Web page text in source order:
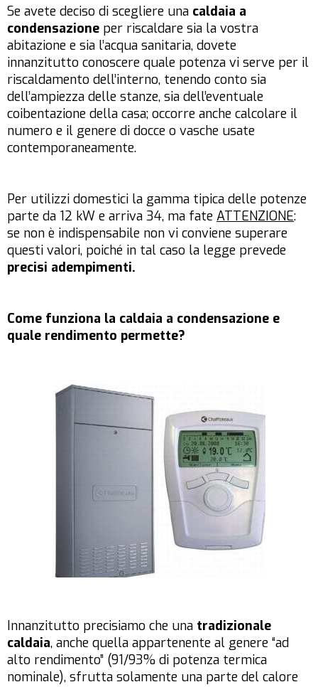
Se avete deciso di scegliere una caldaia a
condensazione per riscaldare sia la vostra
abitazione e sia l’acqua sanitaria, dovete
innanzitutto conoscere quale potenza vi serve per il
riscaldamento dell’interno, tenendo conto sia
dell’ampiezza delle stanze, sia dell’eventuale
coibentazione della casa; occorre anche calcolare il
numero e il genere di docce o vasche usate
contemporaneamente.
Per utilizzi domestici la gamma tipica delle potenze
parte da 12 kW e arriva 34, ma fate ATTENZIONE:
se non è indispensabile non vi conviene superare
questi valori, poiché in tal caso la legge prevede
precisi adempimenti.
Come funziona la caldaia a condensazione e
quale rendimento permette?
Innanzitutto precisiamo che una tradizionale
caldaia, anche quella appartenente al genere “ad
alto rendimento” (91/93% di potenza termica
nominale), sfrutta solamente una parte del calore